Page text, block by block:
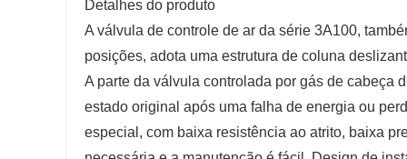
Detalhes do produto
A válvula de controle de ar da série 3A100,
posições, adota uma estrutura de coluna
A parte da válvula controlada por gás de cabeça
estado original após uma falha de energia ou
especial, com baixa resistência ao atrito, baixa